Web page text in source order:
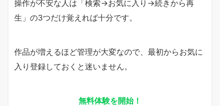
操作が不安な人は「検索→お気に入り→続きから再
生」の3つだけ覚えれば十分です。
作品が増えるほど管理が大変なので、最初からお気に
入り登録しておくと迷いません。
無料体験を開始！